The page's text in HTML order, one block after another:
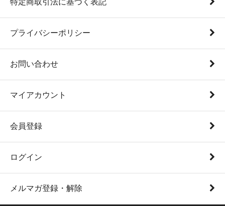
特定商取引法に基づく表記
プライバシーポリシー
お問い合わせ
マイアカウント
会員登録
ログイン
メルマガ登録・解除